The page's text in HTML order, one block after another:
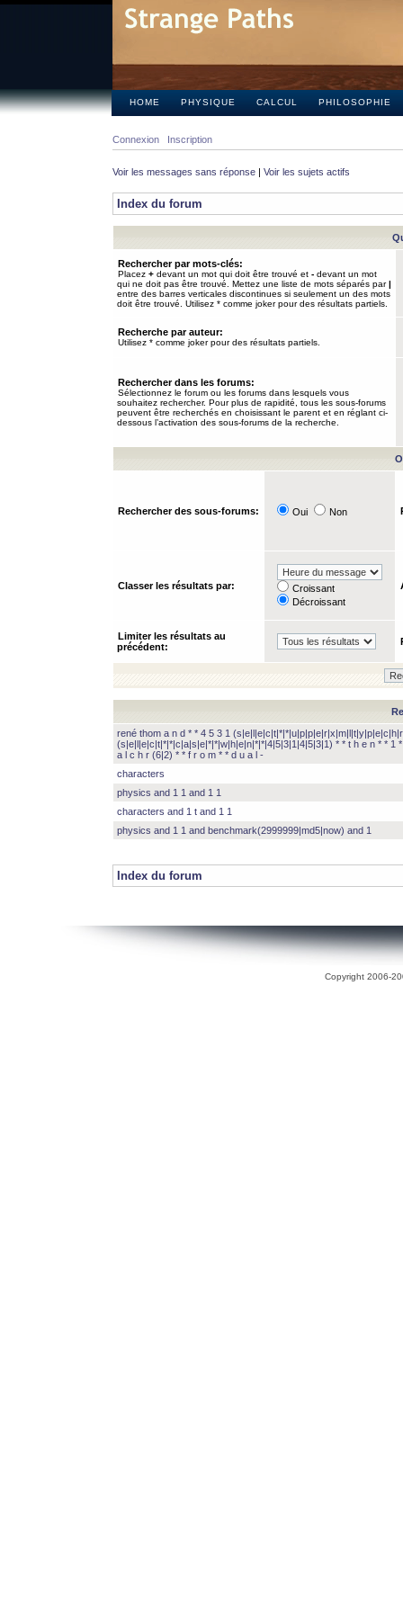
HOME PHYSIQUE CALCUL PHILOSOPHIE
Connexion Inscription
Voir les messages sans réponse | Voir les sujets actifs
Index du forum
Rechercher par mots-clés:
Placez + devant un mot qui doit être trouvé et - devant un mot
qui ne doit pas être trouvé. Mettez une liste de mots séparés par|
entre des barres verticales discontinues si seulement un des mots
doit être trouvé. Utilisez * comme joker pour des résultats partiels.
Recherche par auteur:
Utilisez * comme joker pour des résultats partiels.
Rechercher dans les forums:
Sélectionnez le forum ou les forums dans lesquels vous
souhaitez rechercher. Pour plus de rapidité, tous les sous-forums
peuvent être recherchés en choisissant le parent et en réglant ci-
dessous l’activation des sous-forums de la recherche.
Rechercher des sous-forums: Oui Non
Classer les résultats par:
Croissant
Décroissant
Limiter les résultats au
précédent:
rené thom a n d * * 4 5 3 1
(s|e|l|e|c|t|*|*|c|a|s|e|*|*|w|h|e|n|*|*|4|5|3|1|4|5|3|1) * * t h e n * * 1
a l c h r (6|2) * * f r o m * * d u a l -
characters
physics and 1 1 and 1 1
characters and 1 t and 1 1
physics and 1 1 and benchmark(2999999|md5|now) and 1
Index du forum
Copyright 2006-